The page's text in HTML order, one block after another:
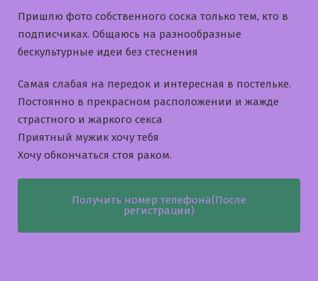
Пришлю фото собственного соска только тем, кто в
подписчиках. Общаюсь на разнообразные
бескультурные идеи без стеснения
Самая слабая на передок и интересная в постельке.
Постоянно в прекрасном расположении и жажде
страстного и жаркого секса
Приятный мужик хочу тебя
Хочу обкончаться стоя раком.
Получить номер телефона(После
регистрации)